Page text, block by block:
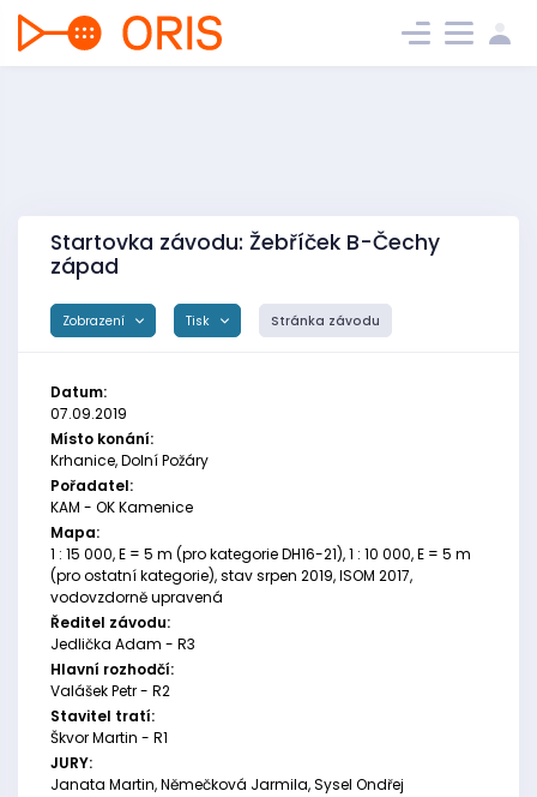
Startovka závodu: Žebříček B-Čechy
západ
Zobrazení Tisk Stránka závodu
Datum:
07.09.2019
Místo konání:
Krhanice, Dolní Požáry
Pořadatel:
KAM - OK Kamenice
Mapa:
1 : 15 000, E = 5 m (pro kategorie DH16-21), 1 : 10 000, E = 5 m
(pro ostatní kategorie), stav srpen 2019, ISOM 2017,
vodovzdorně upravená
Ředitel závodu:
Jedlička Adam - R3
Hlavní rozhodčí:
Valášek Petr - R2
Stavitel tratí:
Škvor Martin - R1
JURY:
Janata Martin, Němečková Jarmila, Sysel Ondřej